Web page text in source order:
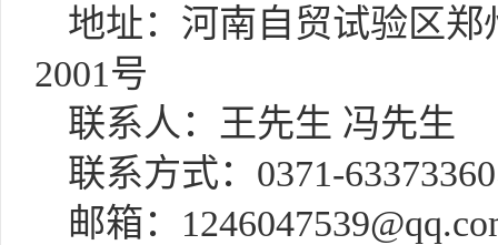
地址：河南自贸试验区
2001号
联系人：王先生 冯先生
联系方式： 0371-
邮箱：